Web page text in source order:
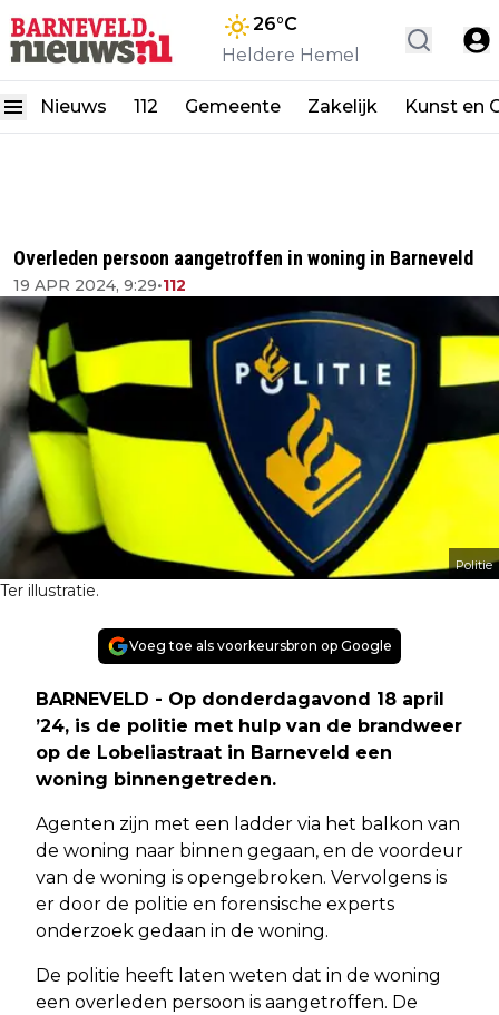
26°C
Heldere Hemel
Nieuws 112 Gemeente Zakelijk Kunst en
Overleden persoon aangetroffen in woning in Barneveld
19 APR 2024, 9:29•112
Politie
Ter illustratie.
Voeg toe als voorkeursbron op Google
BARNEVELD - Op donderdagavond 18 april
’24, is de politie met hulp van de brandweer
op de Lobeliastraat in Barneveld een
woning binnengetreden.
Agenten zijn met een ladder via het balkon van
de woning naar binnen gegaan, en de voordeur
van de woning is opengebroken. Vervolgens is
er door de politie en forensische experts
onderzoek gedaan in de woning.
De politie heeft laten weten dat in de woning
een overleden persoon is aangetroffen. De